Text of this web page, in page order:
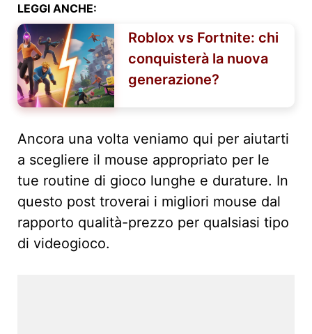
LEGGI ANCHE:
Roblox vs Fortnite: chi
conquisterà la nuova
generazione?
Ancora una volta veniamo qui per aiutarti
a scegliere il mouse appropriato per le
tue routine di gioco lunghe e durature. In
questo post troverai i migliori mouse dal
rapporto qualità-prezzo per qualsiasi tipo
di videogioco.